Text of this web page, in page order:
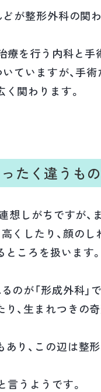
が整形外科の関
療を行う内科と
いていますが、手
関わります。
ったく違うもの
想しがちですが、
くしたり、顔のし
ころを扱います。
が「形成外科」で
、生まれつきの
り、この辺は整
言うようです。